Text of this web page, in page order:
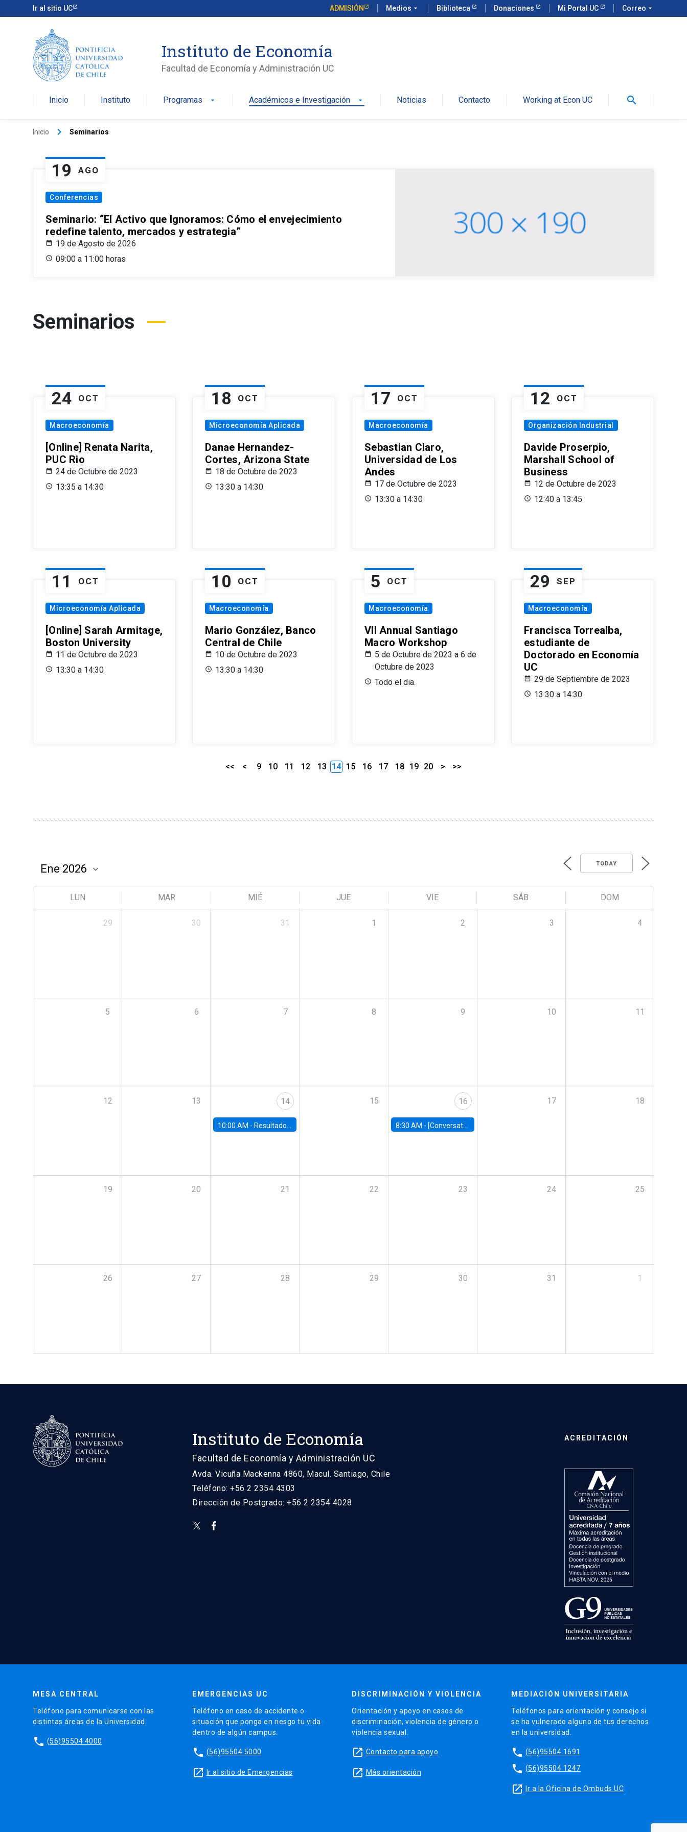
Ir al sitio UC ADMISIÓN Medios arrow_drop_down Biblioteca Donaciones Mi Portal UC Correo arrow_drop_down
Instituto de Economía
Facultad de Economía y Administración UC
Inicio Instituto Programas arrow_drop_down Académicos e Investigación arrow_drop_down Noticias Contacto Working at Econ UC search
Inicio keyboard_arrow_right Seminarios
19 AGO
Conferencias
Seminario: “El Activo que Ignoramos: Cómo el envejecimiento
redefine talento, mercados y estrategia”
19 de Agosto de 2026
09:00 a 11:00 horas
Seminarios
24 OCT
Macroeconomía
[Online] Renata Narita,
PUC Rio
24 de Octubre de 2023
13:35 a 14:30
18 OCT
Microeconomía Aplicada
Danae Hernandez-
Cortes, Arizona State
18 de Octubre de 2023
13:30 a 14:30
17 OCT
Macroeconomía
Sebastian Claro,
Universidad de Los
Andes
17 de Octubre de 2023
13:30 a 14:30
12 OCT
Organización Industrial
Davide Proserpio,
Marshall School of
Business
12 de Octubre de 2023
12:40 a 13:45
11 OCT
Microeconomía Aplicada
[Online] Sarah Armitage,
Boston University
11 de Octubre de 2023
13:30 a 14:30
10 OCT
Macroeconomía
Mario González, Banco
Central de Chile
10 de Octubre de 2023
13:30 a 14:30
5 OCT
Macroeconomía
VII Annual Santiago
Macro Workshop
5 de Octubre de 2023 a 6 de
Octubre de 2023
Todo el dia.
29 SEP
Macroeconomía
Francisca Torrealba,
estudiante de
Doctorado en Economía
UC
29 de Septiembre de 2023
13:30 a 14:30
<< < 9 10 11 12 13 14 15 16 17 18 19 20 > >>
TODAY
LUN MAR MIÉ JUE VIE SÁB DOM
29 30 31 1 2 3 4
5 6 7 8 9 10 11
12 13 14
10:00 AM - Resultados Encuesta Casen 2024: Repercusiones para el Chile de hoy
15 16
8:30 AM - [Conversatorio] AI and Reskilling | La evolución del trabajo en la era de la IA
17 18
19 20 21 22 23 24 25
26 27 28 29 30 31 1
Instituto de Economía
Facultad de Economía y Administración UC
Avda. Vicuña Mackenna 4860, Macul. Santiago, Chile
Teléfono: +56 2 2354 4303
Dirección de Postgrado: +56 2 2354 4028
ACREDITACIÓN
MESA CENTRAL
Teléfono para comunicarse con las
distintas áreas de la Universidad.
phone (56)95504 4000
EMERGENCIAS UC
Teléfono en caso de accidente o
situación que ponga en riesgo tu vida
dentro de algún campus.
phone (56)95504 5000
launch Ir al sitio de Emergencias
DISCRIMINACIÓN Y VIOLENCIA
Orientación y apoyo en casos de
discriminación, violencia de género o
violencia sexual.
launch Contacto para apoyo
launch Más orientación
MEDIACIÓN UNIVERSITARIA
Teléfonos para orientación y consejo si
se ha vulnerado alguno de tus derechos
en la universidad.
phone (56)95504 1691
phone (56)95504 1247
launch Ir a la Oficina de Ombuds UC